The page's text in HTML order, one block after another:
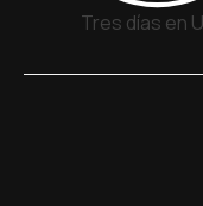
Tres días en